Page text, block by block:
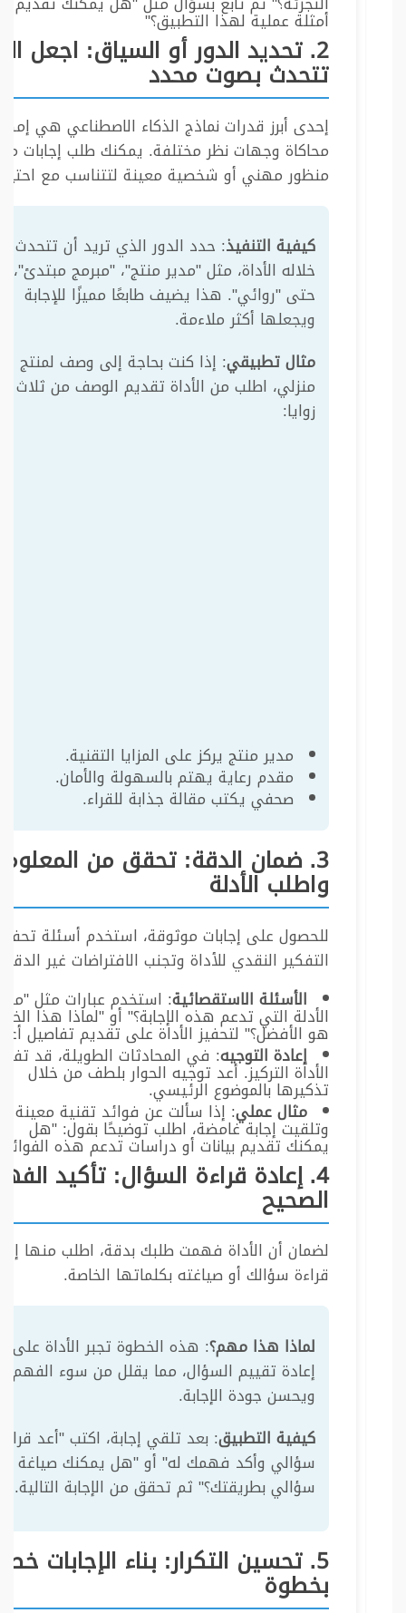
أمثلة عملية لهذا التطبيق؟"
2. تحديد الدور أو السياق: اجعل
تتحدث بصوت محدد
إحدى أبرز قدرات نماذج الذكاء الاصطناعي هي
محاكاة وجهات نظر مختلفة. يمكنك طلب إجابات من
منظور مهني أو شخصية معينة لتتناسب مع
كيفية التنفيذ: حدد الدور الذي تريد أن تتحدث
خلاله الأداة، مثل "مدير منتج"، "مبرمج مبتدئ"،
حتى "روائي". هذا يضيف طابعًا مميزًا للإجابة
ويجعلها أكثر ملاءمة.
مثال تطبيقي: إذا كنت بحاجة إلى وصف لمنتج
منزلي، اطلب من الأداة تقديم الوصف من ثلاث
زوايا:
مدير منتج يركز على المزايا التقنية.
مقدم رعاية يهتم بالسهولة والأمان.
صحفي يكتب مقالة جذابة للقراء.
3. ضمان الدقة: تحقق من
واطلب الأدلة
للحصول على إجابات موثوقة، استخدم أسئلة تحفز
التفكير النقدي للأداة وتجنب الافتراضات غير
الأسئلة الاستقصائية: استخدم عبارات مثل "ما
الأدلة التي تدعم هذه الإجابة؟" أو "لماذا هذا
هو الأفضل؟" لتحفيز الأداة على تقديم تفاصيل
إعادة التوجيه: في المحادثات الطويلة، قد
الأداة التركيز. أعد توجيه الحوار بلطف من خلال
تذكيرها بالموضوع الرئيسي.
مثال عملي: إذا سألت عن فوائد تقنية معينة
وتلقيت إجابة غامضة، اطلب توضيحًا بقول: "هل
يمكنك تقديم بيانات أو دراسات تدعم هذه
4. إعادة قراءة السؤال: تأكيد
الصحيح
لضمان أن الأداة فهمت طلبك بدقة، اطلب منها
قراءة سؤالك أو صياغته بكلماتها الخاصة.
لماذا هذا مهم؟: هذه الخطوة تجبر الأداة على
إعادة تقييم السؤال، مما يقلل من سوء الفهم
ويحسن جودة الإجابة.
كيفية التطبيق: بعد تلقي إجابة، اكتب "أعد
سؤالي وأكد فهمك له" أو "هل يمكنك صياغة
سؤالي بطريقتك؟" ثم تحقق من الإجابة التالية.
5. تحسين التكرار: بناء الإجابات
بخطوة